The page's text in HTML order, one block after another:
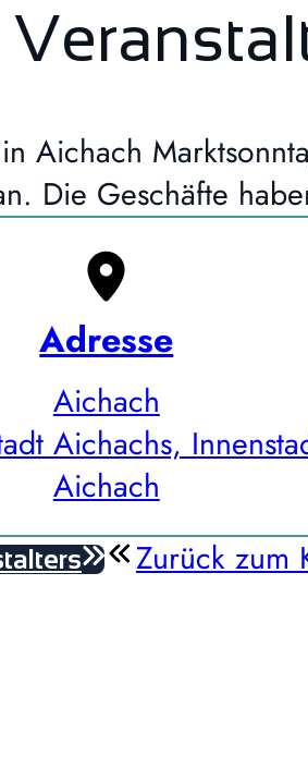
Aichach
Die Geschäfte
Adresse
Aichach
Aichachs,
Aichach
Zurück zum